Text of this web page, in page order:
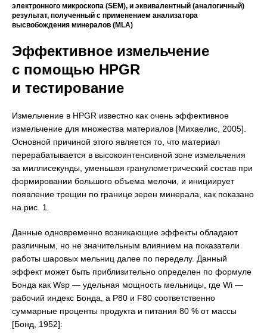
электронного микроскопа (SEM), и эквивалентный (аналогичный)
результат, полученный с применением анализатора
высвобождения минералов (MLA)
Эффективное измельчение
с помощью HPGR
и тестирование
Измельчение в HPGR известно как очень эффективное
измельчение для множества материалов [Михаелис, 2005].
Основной причиной этого является то, что материал
перерабатывается в высокоинтенсивной зоне измельчения
за миллисекунды, уменьшая гранулометрический состав при
формировании большого объема мелочи, и инициирует
появление трещин по границе зерен минерала, как показано
на рис. 1.
Данные одновременно возникающие эффекты обладают
различным, но не значительным влиянием на показатели
работы шаровых мельниц далее по переделу. Данный
эффект может быть приблизительно определен по формуле
Бонда как Wsp — удельная мощность мельницы, где Wi —
рабочий индекс Бонда, а P80 и F80 соответственно
суммарные проценты продукта и питания 80 % от массы
[Бонд, 1952]: